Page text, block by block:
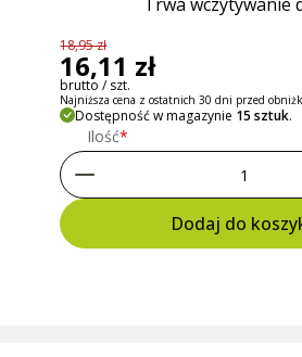
18,95 zł
16,11 zł
brutto / szt.
Najniższa cena z ostatnich 30 dni przed
Dostępność w magazynie 15 sztuk.
Ilość
Dodaj do